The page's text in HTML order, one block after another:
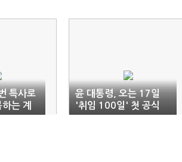
특사로
는 계
윤 대통령, 오는 17일
'취임 100일' 첫 공식
기자회견